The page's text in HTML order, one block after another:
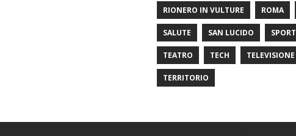
RIONERO IN VULTURE ROMA
SALUTE SAN LUCIDO SPORT
TEATRO TECH TELEVISIONE
TERRITORIO